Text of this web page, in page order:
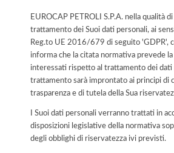
EUROCAP PETROLI S.P.A. nella qualità
trattamento dei Suoi dati personali, ai
Reg.to UE 2016/679 di seguito 'GDPR',
informa che la citata normativa prevede
interessati rispetto al trattamento dei dati
trattamento sarà improntato ai principi di
trasparenza e di tutela della Sua
I Suoi dati personali verranno trattati in
disposizioni legislative della normativa
degli obblighi di riservatezza ivi previsti.